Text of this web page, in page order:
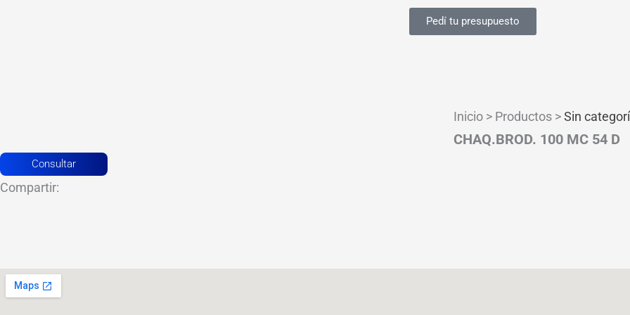
Pedí tu presupuesto
Inicio > Productos >Sin
CHAQ.BROD. 100 MC 54 D
Consultar
Compartir: